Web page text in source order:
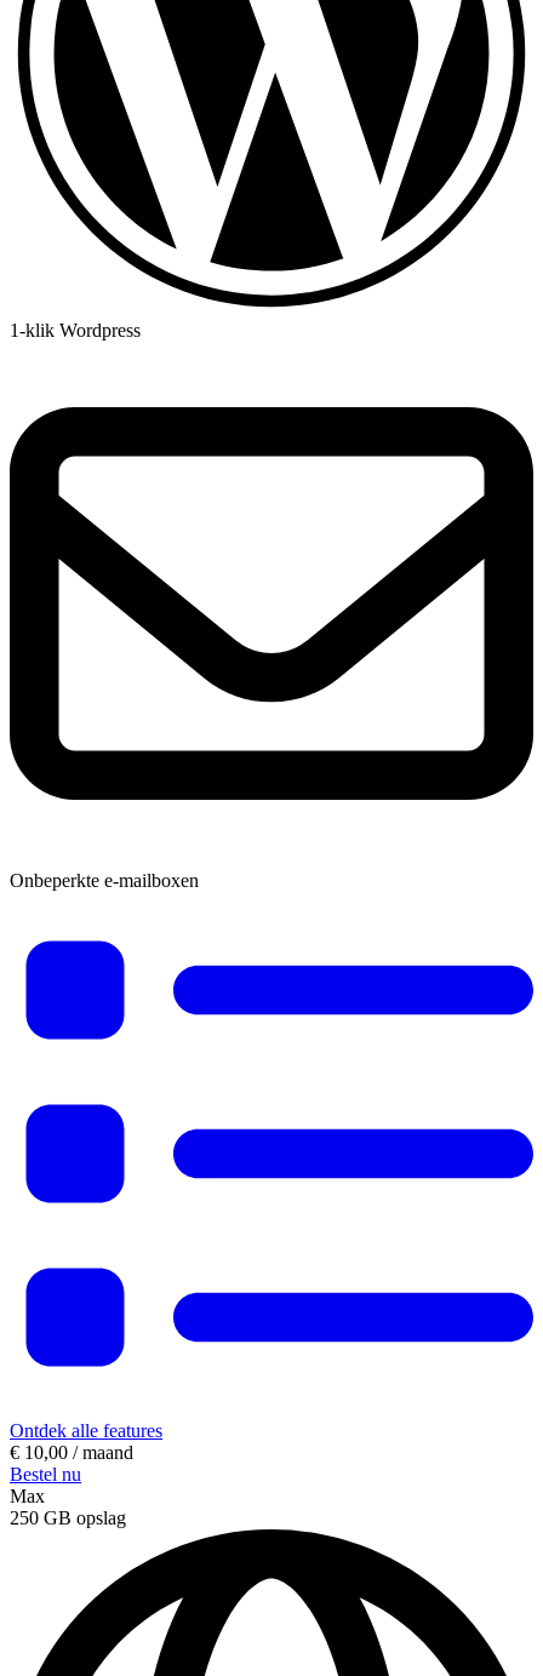
1-klik Wordpress
Onbeperkte e-mailboxen
Ontdek alle features
€ 10,00 / maand
Bestel nu
Max
250 GB opslag